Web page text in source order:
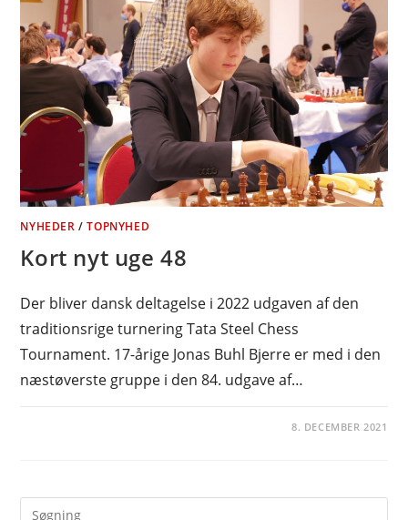
NYHEDER /TOPNYHED
Kort nyt uge 48
Der bliver dansk deltagelse i 2022 udgaven af den
traditionsrige turnering Tata Steel Chess
Tournament. 17-årige Jonas Buhl Bjerre er med i den
næstøverste gruppe i den 84. udgave af…
8. DECEMBER 2021